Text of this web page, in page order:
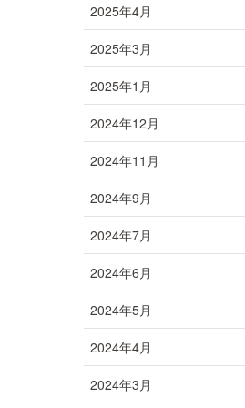
2025年4月
2025年3月
2025年1月
2024年12月
2024年11月
2024年9月
2024年7月
2024年6月
2024年5月
2024年4月
2024年3月